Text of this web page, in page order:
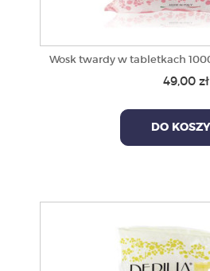
Wosk twardy w tabletkach
49,00 zł
DO